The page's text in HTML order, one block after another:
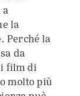
a
la
. Perché la
da
i film di
molto più